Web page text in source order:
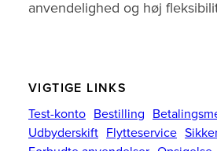
anvendelighed og høj
VIGTIGE LINKS
Test-konto Bestilling
Udbyderskift Flytteservice